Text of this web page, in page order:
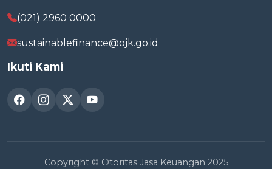
(021) 2960 0000
sustainablefinance@ojk.go.id
Ikuti Kami
Copyright © Otoritas Jasa Keuangan 2025